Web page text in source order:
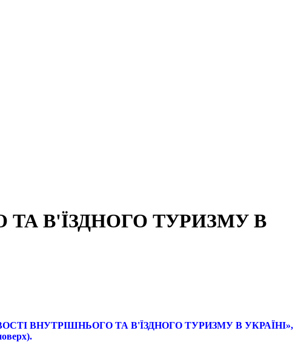
В'ЇЗДНОГО ТУРИЗМУ В
ВНУТРІШНЬОГО ТА В'ЇЗДНОГО ТУРИЗМУ В УКРАЇНІ»,